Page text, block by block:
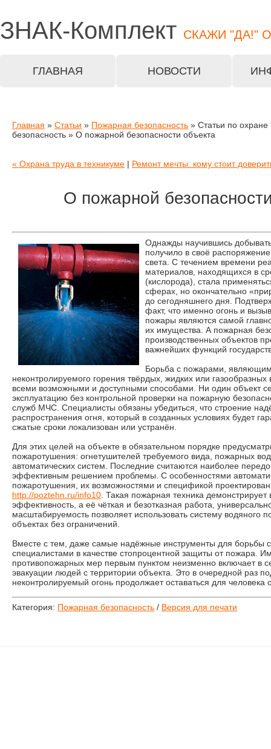
ЗНАК-Комплект СКАЖИ "ДА!"
ГЛАВНАЯ НОВОСТИ
Главная » Статьи » Пожарная безопасность » Статьи по
безопасность » О пожарной безопасности объекта
« Охрана труда в техникуме | Ремонт мечты: кому стоит
О пожарной
Однажды научившись
получило в своё
света. С течением времени
материалов, находящихся в
(кислорода), стала
сферах, но окончательно
до сегодняшнего дня.
факт, что именно огонь и
пожары являются самой
их имущества. А пожарная
производственных объектов
важнейших функций
Борьба с пожарами,
неконтролируемого горения твёрдых, жидких или
всеми возможными и доступными способами. Ни один объект
эксплуатацию без контрольной проверки на пожарную
служб МЧС. Специалисты обязаны убедиться, что строение
распространения огня, который в созданных условиях будет
сжатые сроки локализован или устранён.
Для этих целей на объекте в обязательном порядке
пожаротушения: огнетушителей требуемого вида, пожарных
автоматических систем. Последние считаются наиболее
эффективным решением проблемы. С особенностями
пожаротушения, их возможностями и спецификой
http://poztehn.ru/info10 . Такая пожарная техника
эффективность, а её чёткая и безотказная работа,
масштабируемость позволяет использовать систему водяного
объектах без ограничений.
Вместе с тем, даже самые надёжные инструменты для борьбы
специалистами в качестве стопроцентной защиты от пожара.
противопожарных мер первым пунктом неизменно включает в
эвакуации людей с территории объекта. Это в очередной раз
неконтролируемый огонь продолжает оставаться для человека
Категория: Пожарная безопасность / Версия для печати